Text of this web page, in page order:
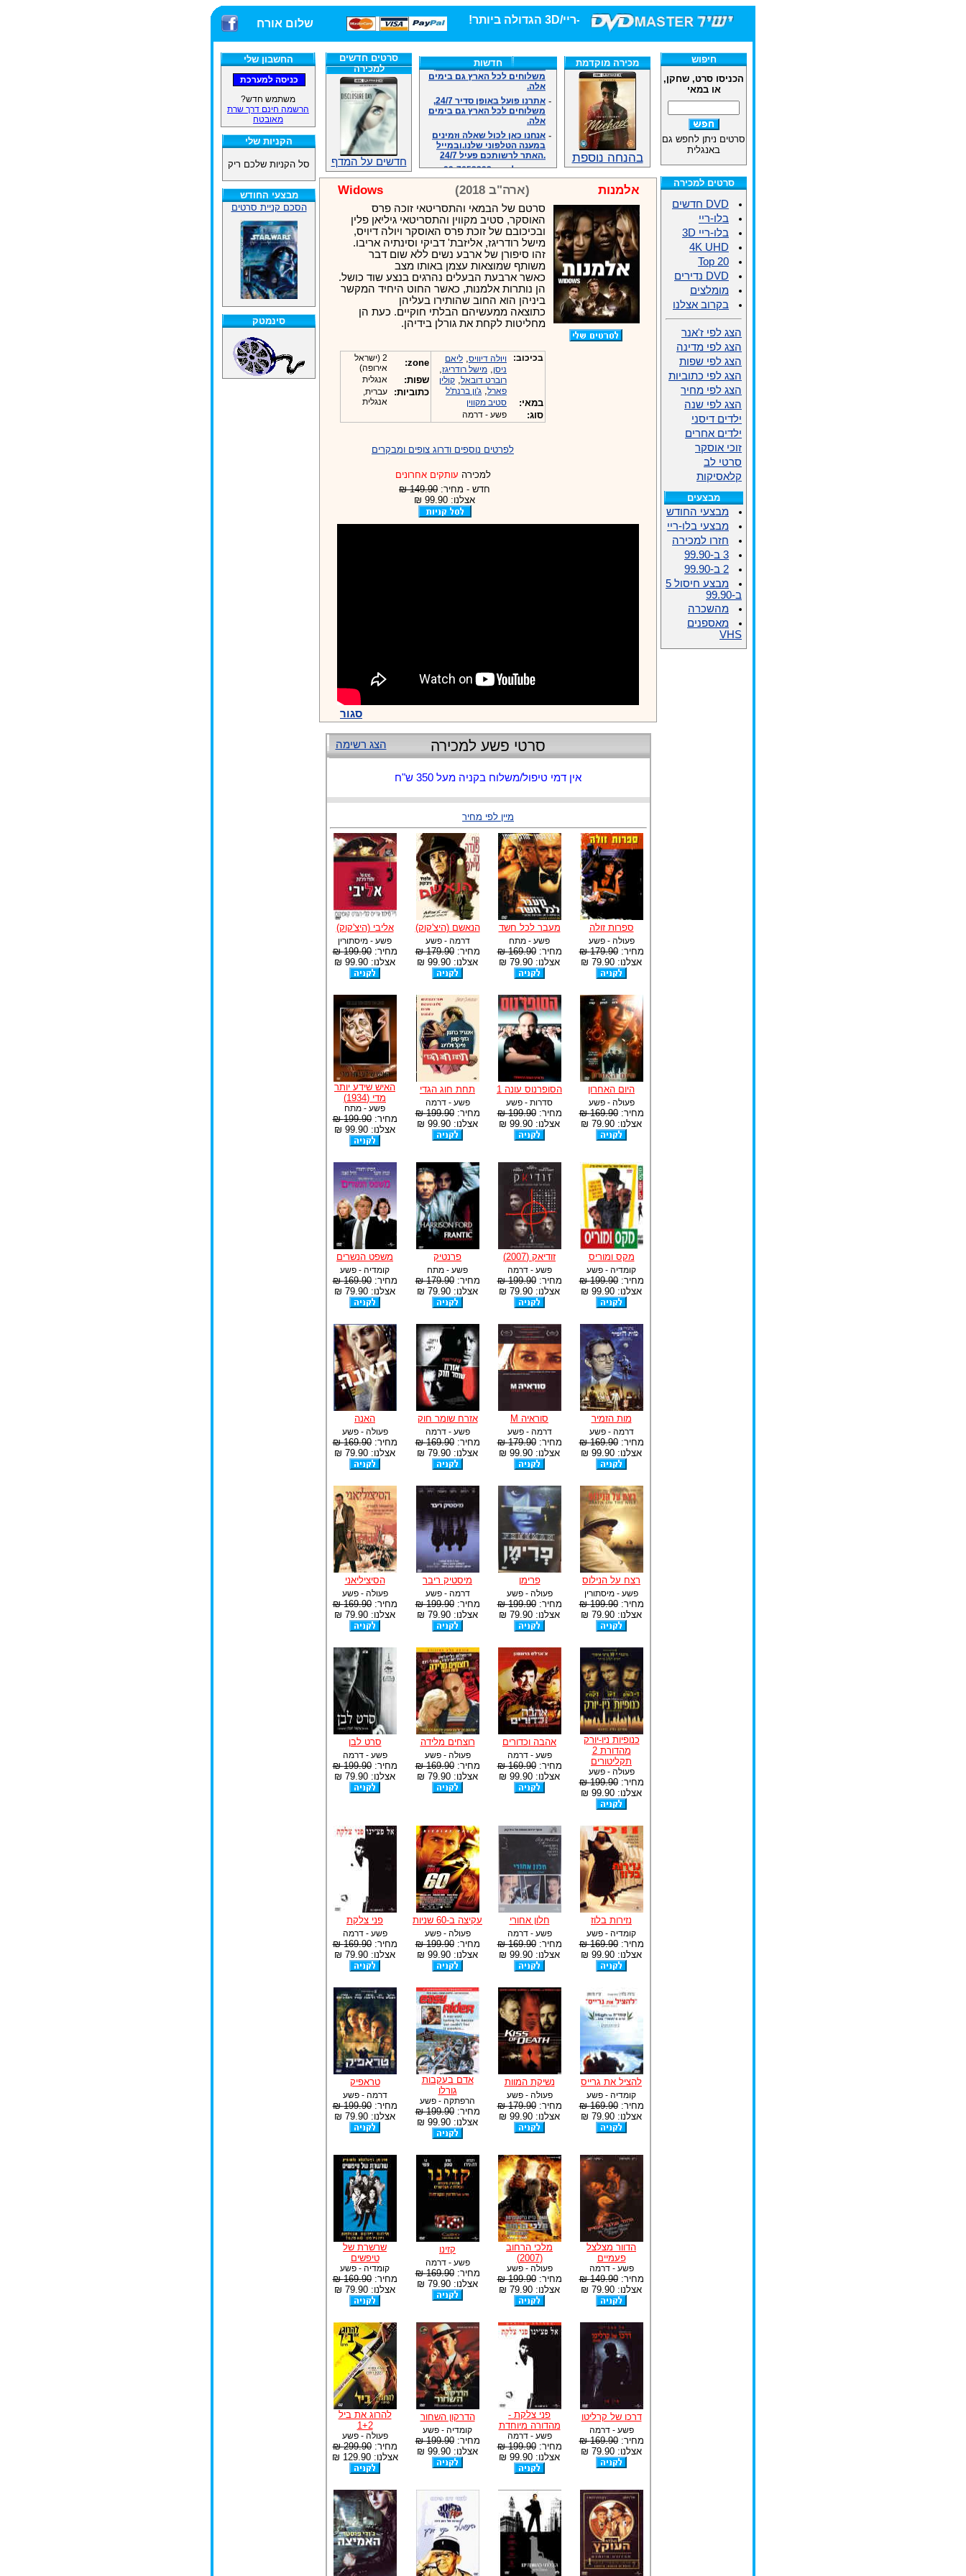
חנות הסרטים DVD/בלו-ריי/3D הגדולה ביותר!שלום אורח
החשבון שלי
משתמש חדש?
הרשמה חינם דרך שרת
מאובטח
הקניות שלי
סל הקניות שלכם ריק
מבצעי החודש
הסכם קניית סרטים
סינמטק
מכירה מוקדמת
בהנחה נוספת
חדשות
-
אתרנו פועל באופן סדיר 24/7,
משלוחים לכל הארץ גם בימים
אלה.
משלוחים לכל הארץ גם בימים
אלה.
אנחנו כאן לכול שאלה וזמינים
במענה הטלפוני שלנו.ובמייל
.האתר לרשותכם פעיל 24/7
מענה טלפוני: 09-7652392
זמינים במייל ובטלפון. האתר
לרשותכם פעיל 24/7
צוות דיוידי מאסטר ישיר.
אנחנו כאן לכול שאלה וזמינים
במענה הטלפוני שלנו.ובמייל
.האתר לרשותכם 24/7
מענה טלפוני: 09-7652392
צוות דיוידי מאסטר ישיר.
סרטים חדשים
למכירה
חדשים על המדף
אלמנות (ארה"ב 2018) Widows
סרטם של הבמאי והתסריטאי זוכה פרס
האוסקר, סטיב מקווין והתסריטאי גיליאן פלין
ובכיכובם של זוכת פרס האוסקר ויולה דיויס,
מישל רודריגז, אליזבת' דביקי וסינתיה אריבו.
זהו סיפורן של ארבע נשים ללא שום דבר
משותף שמוצאות עצמן באותו מצב
כאשר ארבעת הבעלים נהרגים בנצע שוד כושל.
הן נותרות אלמנות, כאשר החוט היחיד המקשר
ביניהן הוא החוב שהותירו בעליהן
כתוצאה ממעשיהם הבלתי חוקיים. כעת הן
מחליטות לקחת את גורלן בידיהן.
בכיכוב: ויולה דיוויס, ליאם
ניסן, מישל רודריגז,
רוברט דובאל, קולין
פארל, ג'ון ברנת'ל
במאי: סטיב מקווין
סוג: פשע - דרמה
zone:
2 (ישראל
אירופה)
שפות: אנגלית
כתוביות:
עברית,
אנגלית
לפרטים נוספים ודרוג צופים ומבקרים
למכירה עותקים אחרונים
חדש - מחיר: 149.90 ₪
אצלנו: 99.90 ₪
סגור
הצג רשימה סרטי פשע למכירה
אין דמי טיפול/משלוח בקניה מעל 350 ש"ח
מיין לפי מחיר
ספרות זולה
פעולה - פשע
מחיר:179.90 ₪
אצלנו: 79.90 ₪
מעבר לכל חשד
פשע - מתח
מחיר:169.90 ₪
אצלנו: 79.90 ₪
הנאשם (היצ'קוק)
דרמה - פשע
מחיר:179.90 ₪
אצלנו: 99.90 ₪
אליבי (היצ'קוק)
פשע - מיסתורין
מחיר:199.90 ₪
אצלנו: 99.90 ₪
היום האחרון
פעולה - פשע
מחיר:169.90 ₪
אצלנו: 79.90 ₪
הסופרנוס עונה 1
סדרות - פשע
מחיר:199.90 ₪
אצלנו: 99.90 ₪
תחת חוג הגדי
פשע - דרמה
מחיר:199.90 ₪
אצלנו: 99.90 ₪
האיש שידע יותר
מדי (1934)
פשע - מתח
מחיר:199.90 ₪
אצלנו: 99.90 ₪
מקס ומוריס
קומדיה - פשע
מחיר:199.90 ₪
אצלנו: 99.90 ₪
זודיאק (2007)
פשע - דרמה
מחיר:199.90 ₪
אצלנו: 79.90 ₪
פרנטיק
פשע - מתח
מחיר:179.90 ₪
אצלנו: 79.90 ₪
משפט הנשרים
קומדיה - פשע
מחיר:169.90 ₪
אצלנו: 79.90 ₪
מות הזמיר
דרמה - פשע
מחיר:169.90 ₪
אצלנו: 99.90 ₪
סוראיה M
דרמה - פשע
מחיר:179.90 ₪
אצלנו: 99.90 ₪
אזרח שומר חוק
פשע - דרמה
מחיר:169.90 ₪
אצלנו: 79.90 ₪
האנה
פעולה - פשע
מחיר:169.90 ₪
אצלנו: 79.90 ₪
רצח על הנילוס
פשע - מיסתורין
מחיר:199.90 ₪
אצלנו: 79.90 ₪
פרימן
פעולה - פשע
מחיר:199.90 ₪
אצלנו: 79.90 ₪
מיסטיק ריבר
דרמה - פשע
מחיר:199.90 ₪
אצלנו: 79.90 ₪
הסיציליאני
פעולה - פשע
מחיר:169.90 ₪
אצלנו: 79.90 ₪
כנופיות ניו-יורק
מהדורת 2
תקליטורים
פעולה - פשע
מחיר:199.90 ₪
אצלנו: 99.90 ₪
אהבה וכדורים
פשע - דרמה
מחיר:169.90 ₪
אצלנו: 99.90 ₪
רוצחים מלידה
פעולה - פשע
מחיר:169.90 ₪
אצלנו: 79.90 ₪
סרט לבן
פשע - דרמה
מחיר:199.90 ₪
אצלנו: 79.90 ₪
נזירות בלוז
קומדיה - פשע
מחיר:169.90 ₪
אצלנו: 99.90 ₪
חלון אחורי
פשע - דרמה
מחיר:169.90 ₪
אצלנו: 99.90 ₪
עקיצה ב-60 שניות
פעולה - פשע
מחיר:199.90 ₪
אצלנו: 99.90 ₪
פני צלקת
פשע - דרמה
מחיר:169.90 ₪
אצלנו: 79.90 ₪
להציל את גרייס
קומדיה - פשע
מחיר:169.90 ₪
אצלנו: 79.90 ₪
נשיקת המוות
פעולה - פשע
מחיר:179.90 ₪
אצלנו: 99.90 ₪
אדם בעקבות
גורלו
הרפתקה - פשע
מחיר:199.90 ₪
אצלנו: 99.90 ₪
טראפיק
דרמה - פשע
מחיר:199.90 ₪
אצלנו: 79.90 ₪
הדוור מצלצל
פעמיים
פשע - דרמה
מחיר:149.90 ₪
אצלנו: 79.90 ₪
מלכי הרחוב
(2007)
פעולה - פשע
מחיר:199.90 ₪
אצלנו: 79.90 ₪
קזינו
פשע - דרמה
מחיר:169.90 ₪
אצלנו: 79.90 ₪
שרשרת של
טיפשים
קומדיה - פשע
מחיר:169.90 ₪
אצלנו: 79.90 ₪
דרכו של קרליטו
פשע - דרמה
מחיר:169.90 ₪
אצלנו: 79.90 ₪
פני צלקת -
מהדורה מיוחדת
פשע - דרמה
מחיר:199.90 ₪
אצלנו: 99.90 ₪
הדרקון השחור
קומדיה - פשע
מחיר:199.90 ₪
אצלנו: 99.90 ₪
להרוג את ביל
1+2
פעולה - פשע
מחיר:299.90 ₪
אצלנו: 129.90 ₪
חיפוש
הכניסו סרט, שחקן,
או במאי
סרטים ניתן לחפש גם
באנגלית
סרטים למכירה
DVD חדשים
בלו-ריי
בלו-ריי 3D
4K UHD
Top 20
DVD נדירים
מומלצים
בקרוב אצלנו
הצג לפי ז'אנר
הצג לפי מדינה
הצג לפי שפות
הצג לפי כתוביות
הצג לפי מחיר
הצג לפי שנה
ילדים דיסני
ילדים אחרים
זוכי אוסקר
סרטי לב
קלאסיקות
מבצעים
מבצעי החודש
מבצעי בלו-ריי
חזרו למכירה
3 ב-99.90
2 ב-99.90
מבצע חיסול 5
ב-99.90
מהשכרה
מאספנים
VHS